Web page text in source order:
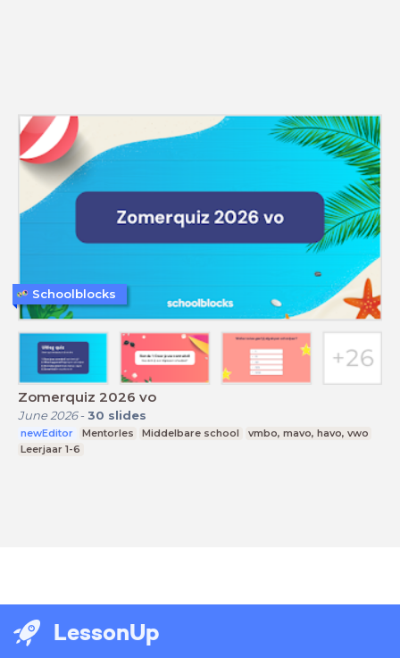
Zomerquiz 2026 vo
June 2026- 30 slides
newEditor Mentorles Middelbare school
vmbo, mavo, havo, vwo
Leerjaar 1-6
Schoolblocks
LessonUp